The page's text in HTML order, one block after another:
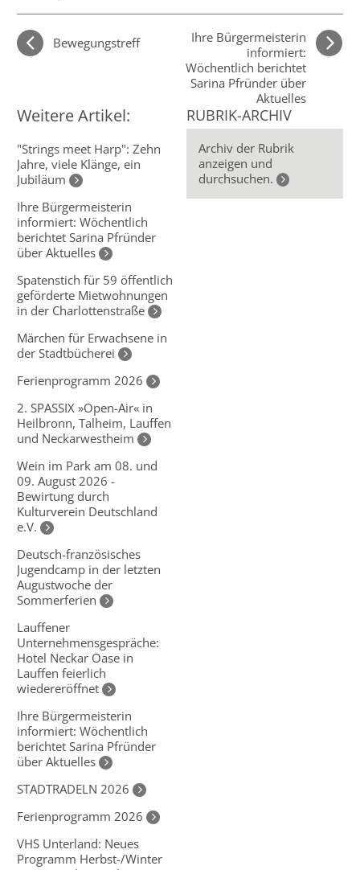
Bewegungstreff
Ihre Bürgermeisterin
informiert:
Wöchentlich berichtet
Sarina Pfründer über
Aktuelles
Weitere Artikel:
"Strings meet Harp": Zehn
Jahre, viele Klänge, ein
Jubiläum
Ihre Bürgermeisterin
informiert: Wöchentlich
berichtet Sarina Pfründer
über Aktuelles
Spatenstich für 59 öffentlich
geförderte Mietwohnungen
in der Charlottenstraße
Märchen für Erwachsene in
der Stadtbücherei
Ferienprogramm 2026
2. SPASSIX »Open-Air« in
Heilbronn, Talheim, Lauffen
und Neckarwestheim
Wein im Park am 08. und
09. August 2026 -
Bewirtung durch
Kulturverein Deutschland
e.V.
Deutsch-französisches
Jugendcamp in der letzten
Augustwoche der
Sommerferien
Lauffener
Unternehmensgespräche:
Hotel Neckar Oase in
Lauffen feierlich
wiedereröffnet
Ihre Bürgermeisterin
informiert: Wöchentlich
berichtet Sarina Pfründer
über Aktuelles
STADTRADELN 2026
Ferienprogramm 2026
VHS Unterland: Neues
Programm Herbst-/Winter
RUBRIK-ARCHIV
Archiv der Rubrik
anzeigen und
durchsuchen.